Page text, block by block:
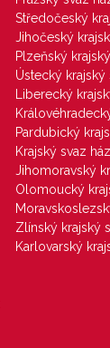
Středočeský
Jihočeský
Plzeňský
Ústecký krajský
Liberecký
Pardubický
Krajský svaz
Jihomoravský
Olomoucký
Zlínský krajský
Karlovarský